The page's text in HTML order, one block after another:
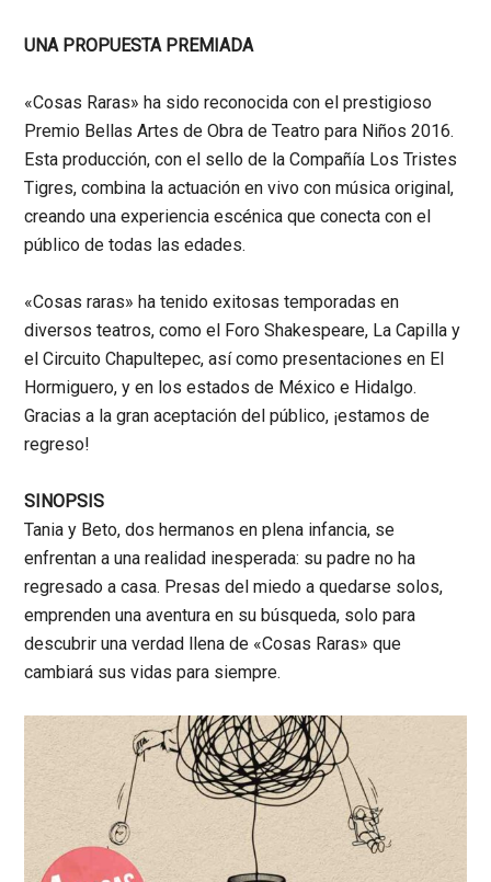
UNA PROPUESTA PREMIADA
«Cosas Raras» ha sido reconocida con el prestigioso
Premio Bellas Artes de Obra de Teatro para Niños 2016.
Esta producción, con el sello de la Compañía Los Tristes
Tigres, combina la actuación en vivo con música original,
creando una experiencia escénica que conecta con el
público de todas las edades.
«Cosas raras» ha tenido exitosas temporadas en
diversos teatros, como el Foro Shakespeare, La Capilla y
el Circuito Chapultepec, así como presentaciones en El
Hormiguero, y en los estados de México e Hidalgo.
Gracias a la gran aceptación del público, ¡estamos de
regreso!
SINOPSIS
Tania y Beto, dos hermanos en plena infancia, se
enfrentan a una realidad inesperada: su padre no ha
regresado a casa. Presas del miedo a quedarse solos,
emprenden una aventura en su búsqueda, solo para
descubrir una verdad llena de «Cosas Raras» que
cambiará sus vidas para siempre.